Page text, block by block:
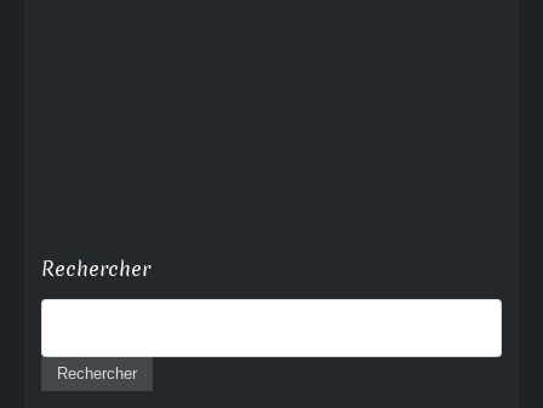
Rechercher